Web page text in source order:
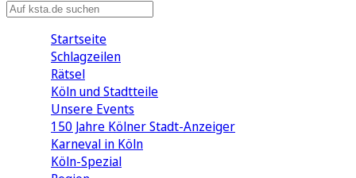
Startseite
Schlagzeilen
Rätsel
Köln und Stadtteile
Unsere Events
150 Jahre Kölner Stadt-Anzeiger
Karneval in Köln
Köln-Spezial